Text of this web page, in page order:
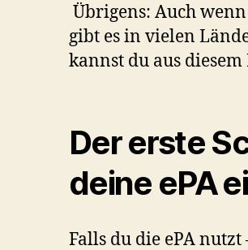
Übrigens: Auch
gibt es in vielen
kannst du aus
Der erste
deine ePA
Falls du die ePA